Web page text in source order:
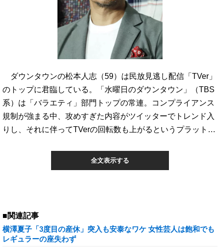
ダウンタウンの松本人志（59）は民放見逃し配信「TVer」
のトップに君臨している。「水曜日のダウンタウン」（TBS
系）は「バラエティ」部門トップの常連。コンプライアンス
規制が強まる中、攻めすぎた内容がツイッターでトレンド入
りし、それに伴ってTVerの回転数も上がるというプラット…
全文表示する
■関連記事
横澤夏子「3度目の産休」突入も安泰なワケ 女性芸人は飽和でも
レギュラーの座失わず